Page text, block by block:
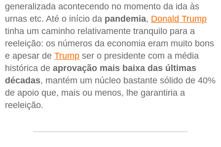
generalizada acontecendo no momento da ida às
urnas etc. Até o início da pandemia, Donald Trump
tinha um caminho relativamente tranquilo para a
reeleição: os números da economia eram muito bons
e apesar de Trump ser o presidente com a média
histórica de aprovação mais baixa das últimas
décadas, mantém um núcleo bastante sólido de 40%
de apoio que, mais ou menos, lhe garantiria a
reeleição.